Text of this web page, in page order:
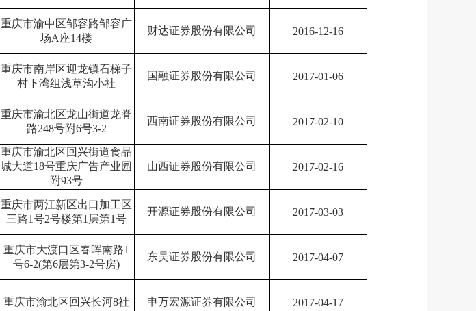
重庆市渝中区邹容路邹容广
场A座14楼
财达证券股份有限公司 2016-12-16
重庆市南岸区迎龙镇石梯子
村下湾组浅草沟小社
国融证券股份有限公司 2017-01-06
重庆市渝北区龙山街道龙脊
路248号附6号3-2
西南证券股份有限公司 2017-02-10
重庆市渝北区回兴街道食品
城大道18号重庆广告产业园
附93号
山西证券股份有限公司 2017-02-16
重庆市两江新区出口加工区
三路1号2号楼第1层第1号
开源证券股份有限公司 2017-03-03
重庆市大渡口区春晖南路1
号6-2(第6层第3-2号房)
东吴证券股份有限公司 2017-04-07
重庆市渝北区回兴长河8社 申万宏源证券有限公司 2017-04-17